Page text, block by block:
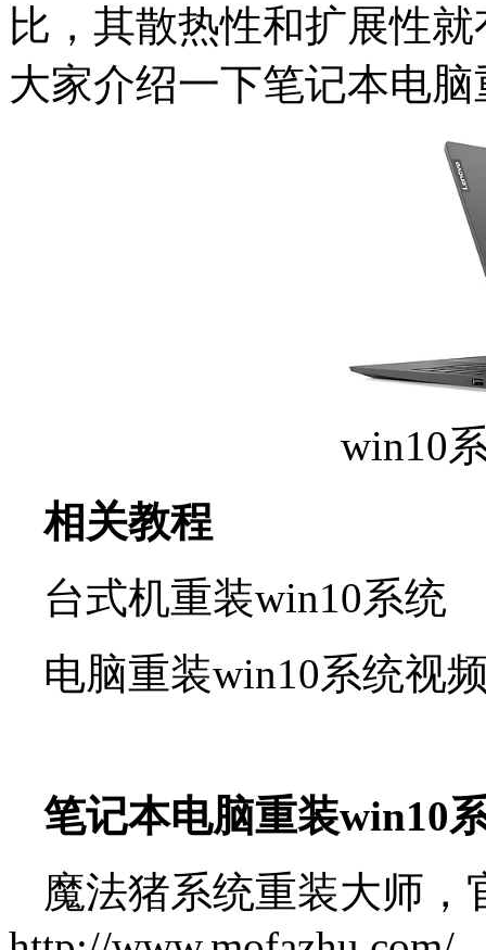
比，其散热性和扩展性
大家介绍一下笔记本电
win10
相关教程
台式机重装win10系统
电脑重装win10系统视
笔记本电脑重装win10
魔法猪系统重装大师，